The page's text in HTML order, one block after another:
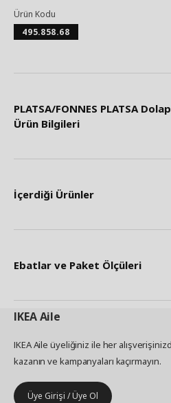
Ürün Kodu
495.858.68
PLATSA/FONNES PLATSA
Ürün Bilgileri
İçerdiği Ürünler
Ebatlar ve Paket Ölçüleri
IKEAAile
IKEA Aile üyeliğiniz ile her
kazanın ve kampanyaları kaçırmayın.
Üye Girişi / Üye Ol